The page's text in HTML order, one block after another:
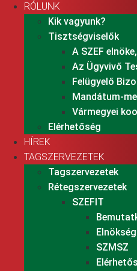
RÓLUNK
Kik vagyunk?
Tisztségviselők
A SZEF
Az Ügyvivő
Felügyelő
Mandátum-
Vármegyei
Elérhetőség
HÍREK
TAGSZERVEZETEK
Tagszervezetek
Rétegszervezetek
SZEFIT
Elnökség
SZMSZ